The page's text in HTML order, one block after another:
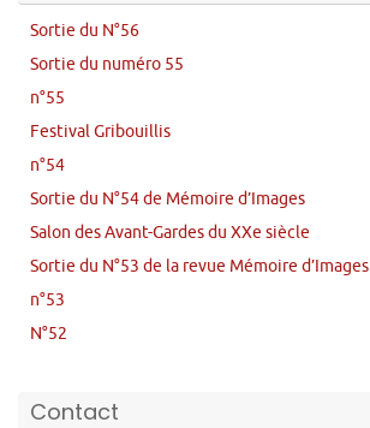
Sortie du N°56
Sortie du numéro 55
n°55
Festival Gribouillis
n°54
Sortie du N°54 de Mémoire d’Images
Salon des Avant-Gardes du XXe siècle
Sortie du N°53 de la revue Mémoire d’Images
n°53
N°52
Contact